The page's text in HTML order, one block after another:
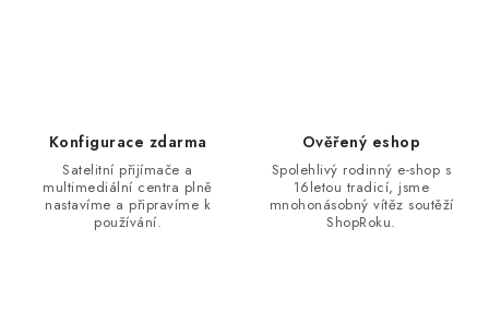
Konfigurace zdarma
Satelitní přijímače a
multimediální centra plně
nastavíme a připravíme k
používání.
Ověřený eshop
Spolehlivý rodinný e-shop s
16letou tradicí, jsme
mnohonásobný vítěz soutěží
ShopRoku.